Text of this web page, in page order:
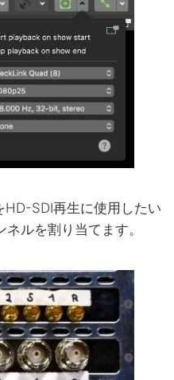
SDI再生に使用したい
ルを割り当てます。